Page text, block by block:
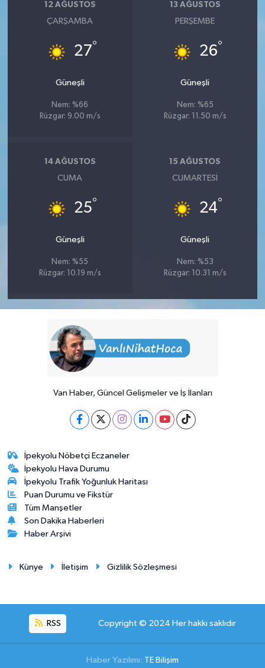
12 AĞUSTOS
ÇARŞAMBA
27°
Güneşli
Nem: %66
Rüzgar: 9.00 m/s
13 AĞUSTOS
PERŞEMBE
26°
Güneşli
Nem: %65
Rüzgar: 11.50 m/s
14 AĞUSTOS
CUMA
25°
Güneşli
Nem: %55
Rüzgar: 10.19 m/s
15 AĞUSTOS
CUMARTESI
24°
Güneşli
Nem: %53
Rüzgar: 10.31 m/s
Van Haber, Güncel Gelişmeler ve İş İlanları
İpekyolu Nöbetçi Eczaneler
İpekyolu Hava Durumu
İpekyolu Trafik Yoğunluk Haritası
Puan Durumu ve Fikstür
Tüm Manşetler
Son Dakika Haberleri
Haber Arşivi
Künye İletişim Gizlilik Sözleşmesi
RSS Copyright © 2024 Her hakkı saklıdır
Haber Yazılımı: TE Bilişim